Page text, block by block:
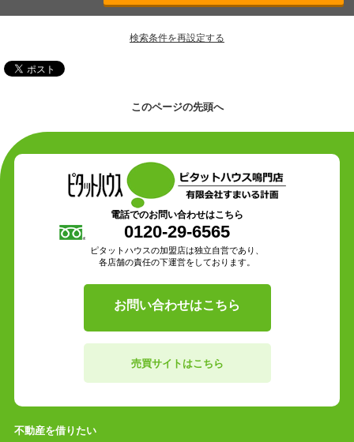
検索条件を再設定する
このページの先頭へ
電話でのお問い合わせはこちら
0120-29-6565
ピタットハウスの加盟店は独立自営であり、
各店舗の責任の下運営をしております。
お問い合わせはこちら
売買サイトはこちら
不動産を借りたい